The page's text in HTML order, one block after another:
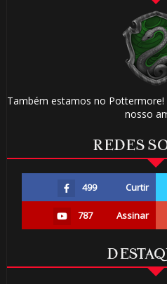
Também estamos no Pottermore!
nosso
REDES
499 Curtir
787 Assinar
⚡
🎈